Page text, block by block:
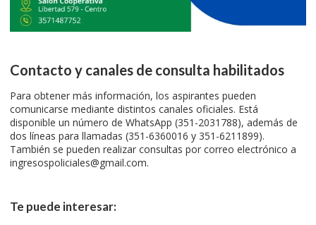
Contacto y canales de consulta habilitados
Para obtener más información, los aspirantes pueden
comunicarse mediante distintos canales oficiales. Está
disponible un número de WhatsApp (351-2031788), además de
dos líneas para llamadas (351-6360016 y 351-6211899).
También se pueden realizar consultas por correo electrónico a
ingresospoliciales@gmail.com.
Te puede interesar: